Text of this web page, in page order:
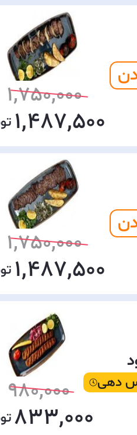
1,750,000
1,487,500
1,750,000
1,487,500
دهی 980,000
833,000